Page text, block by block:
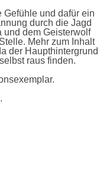
und dafür ein
durch die Jagd
und dem Geisterwolf
Mehr zum Inhalt
der Haupthintergrund
raus finden.